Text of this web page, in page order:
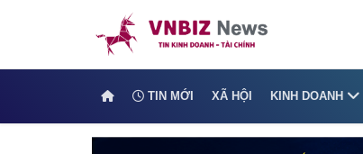
TIN MỚI XÃ HỘI KINH DOANH